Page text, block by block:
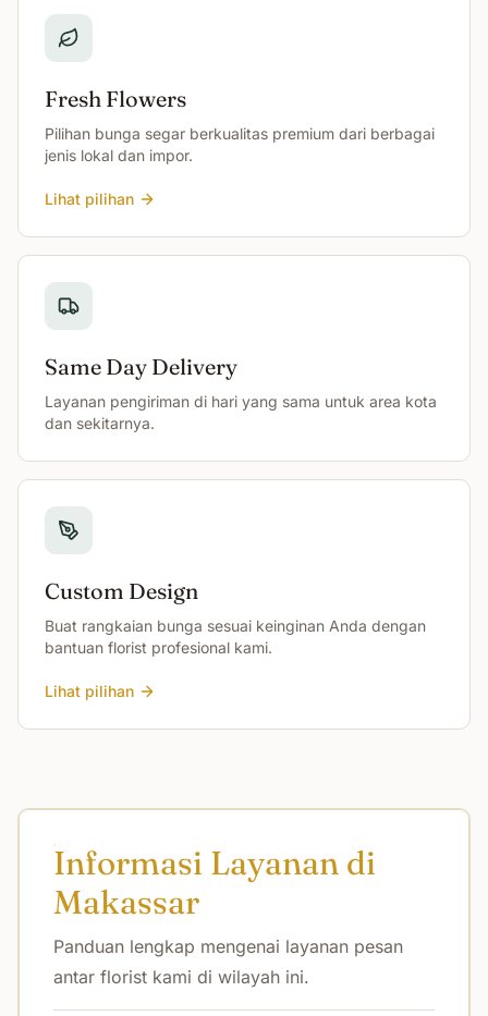
Fresh Flowers
Pilihan bunga segar berkualitas premium dari berbagai
jenis lokal dan impor.
Lihat pilihan
Same Day Delivery
Layanan pengiriman di hari yang sama untuk area kota
dan sekitarnya.
Custom Design
Buat rangkaian bunga sesuai keinginan Anda dengan
bantuan florist profesional kami.
Lihat pilihan
Informasi Layanan di
Makassar
Panduan lengkap mengenai layanan pesan
antar florist kami di wilayah ini.